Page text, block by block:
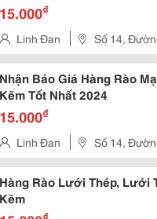
15.000₫
Linh Đan
Số 14,
Hồ Chí Minh
Nhận Báo Giá Hàng Rào
Kẽm Tốt Nhất 2024
15.000₫
Linh Đan
Số 14,
Hồ Chí Minh
Hàng Rào Lưới Thép, Lưới
Kẽm
₫